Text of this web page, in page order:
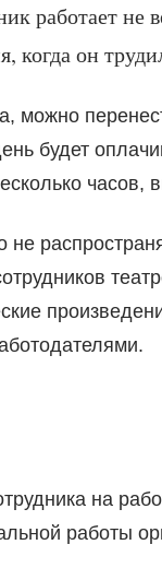
работает не
когда он
можно
будет
не
на
работы